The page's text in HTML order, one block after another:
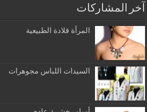
آخر المشاركات
المرأة قلادة الطبيعية
السيدات اللباس مجوهرات